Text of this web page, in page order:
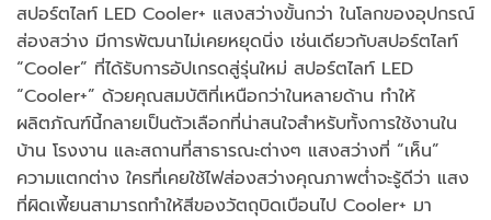
สปอร์ตไลท์ LED Cooler+ แสงสว่างขั้นกว่า ในโลกของอุปกรณ์
ส่องสว่าง มีการพัฒนาไม่เคยหยุดนิ่ง เช่นเดียวกับสปอร์ตไลท์
“Cooler” ที่ได้รับการอัปเกรดสู่รุ่นใหม่ สปอร์ตไลท์ LED
“Cooler+” ด้วยคุณสมบัติที่เหนือกว่าในหลายด้าน ทำให้
ผลิตภัณฑ์นี้กลายเป็นตัวเลือกที่น่าสนใจสำหรับทั้งการใช้งานใน
บ้าน โรงงาน และสถานที่สาธารณะต่างๆ แสงสว่างที่ “เห็น”
ความแตกต่าง ใครที่เคยใช้ไฟส่องสว่างคุณภาพต่ำจะรู้ดีว่า แสง
ที่ผิดเพี้ยนสามารถทำให้สีของวัตถุบิดเบือนไป Cooler+ มา